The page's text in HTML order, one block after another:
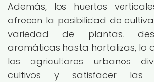
Además, los huertos
ofrecen la posibilidad de
variedad de plantas,
aromáticas hasta hortalizas, lo
los agricultores urbanos
cultivos y satisfacer las